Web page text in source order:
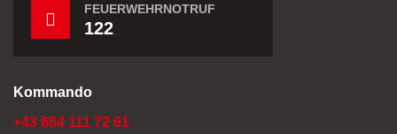
FEUERWEHRNOTRUF
122
Kommando
+43 664 111 72 61